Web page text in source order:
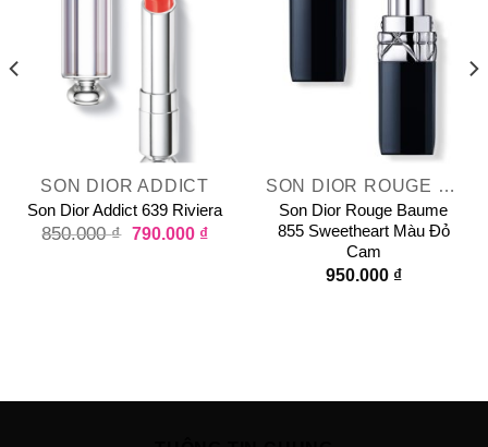
SON DIOR ADDICT
Son Dior Addict 639 Riviera
850.000₫ 790.000 ₫
SON DIOR ROUGE DIOR
Son Dior Rouge Baume
855 Sweetheart Màu Đỏ
Cam
950.000 ₫